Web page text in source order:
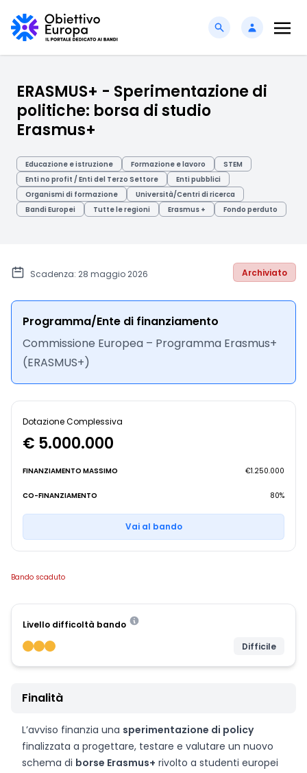
ERASMUS+ - Sperimentazione di
politiche: borsa di studio
Erasmus+
Educazione e istruzione Formazione e lavoro
STEM
Enti no profit / Enti del Terzo Settore
Enti pubblici
Organismi di formazione
Università/Centri di ricerca
Bandi Europei
Tutte le regioni Erasmus + Fondo perduto
Scadenza: 28 maggio 2026 Archiviato
Programma/Ente di finanziamento
Commissione Europea – Programma Erasmus+
(ERASMUS+)
Dotazione Complessiva
€ 5.000.000
FINANZIAMENTO MASSIMO €1.250.000
CO-FINANZIAMENTO 80%
Vai al bando
Bando scaduto
Livello difficoltà bando
Difficile
Finalità
L’avviso finanzia una sperimentazione di policy
finalizzata a progettare, testare e valutare un nuovo
schema di borse Erasmus+ rivolto a studenti europei